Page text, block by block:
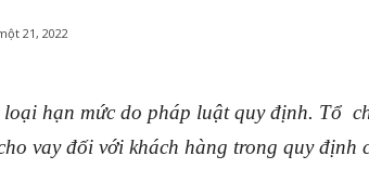
21, 2022
hạn mức do pháp luật quy định. Tổ
vay đối với khách hàng trong quy định